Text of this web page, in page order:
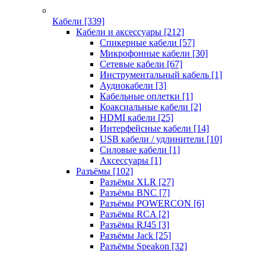
Кабели [339]
Кабели и аксессуары [212]
Спикерные кабели [57]
Микрофонные кабели [30]
Сетевые кабели [67]
Инструментальный кабель [1]
Аудиокабели [3]
Кабельные оплетки [1]
Коаксиальные кабели [2]
HDMI кабели [25]
Интерфейсные кабели [14]
USB кабели / удлинители [10]
Силовые кабели [1]
Аксессуары [1]
Разъёмы [102]
Разъёмы XLR [27]
Разъёмы BNC [7]
Разъёмы POWERCON [6]
Разъёмы RCA [2]
Разъёмы RJ45 [3]
Разъёмы Jack [25]
Разъёмы Speakon [32]